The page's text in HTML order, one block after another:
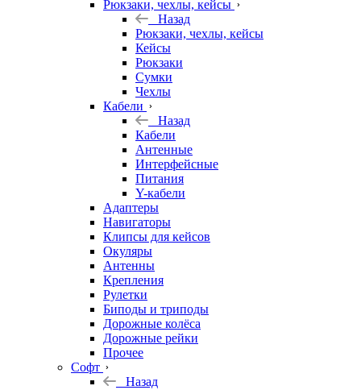
Рюкзаки, чехлы, кейсы
Назад
Рюкзаки, чехлы, кейсы
Кейсы
Рюкзаки
Сумки
Чехлы
Кабели
Назад
Кабели
Антенные
Интерфейсные
Питания
Y-кабели
Адаптеры
Навигаторы
Клипсы для кейсов
Окуляры
Антенны
Крепления
Рулетки
Биподы и триподы
Дорожные колёса
Дорожные рейки
Прочее
Софт
Назад